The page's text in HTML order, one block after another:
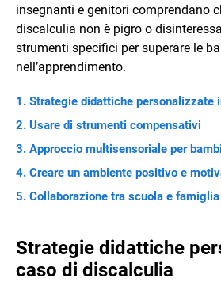
insegnanti e genitori comprendano
discalculia non è pigro o
strumenti specifici per superare le
nell’apprendimento.
Strategie didattiche personalizzate
Usare di strumenti compensativi
Approccio multisensoriale per
Creare un ambiente positivo e
Collaborazione tra scuola e famiglia
Strategie didattiche
caso di discalculia